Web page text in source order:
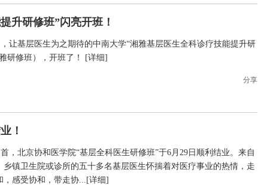
升研修班”闪亮开班！
让基层医生为之期待的中南大学“湘雅基层医生全科诊疗技能提升研
研修班），开班了！ [详细]
分享
！
，北京协和医学院“基层全科医生研修班”于6月29日顺利结业。来自
乡镇卫生院或诊所的五十多名基层医生怀揣着对医疗事业的热情，走
，感受协和，带走协...[详细]